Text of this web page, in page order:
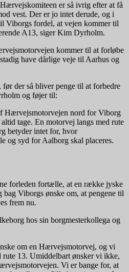
er så ivrig efter at få
vest. Der er jo intet derude, og i
Viborgs fordel, at vejen kommer til
A13, siger Kim Dyrholm.
kommer til at forløbe
have dårlige veje til Aarhus og
der så bliver penge til at forbedre
og føjer til:
Hærvejsmotorvejen nord for Viborg
tage. En motorvej langs med rute
betyder intet for, hvor
og syd for Aalborg skal placeres.
forleden fortælle, at en række jyske
bag Viborgs ønske om, at pengene til
frem nu.
hos sin borgmesterkollega og
om en Hærvejsmotorvej, og vi
rute 13. Umiddelbart ønsker vi ikke,
Vi er bange for, at